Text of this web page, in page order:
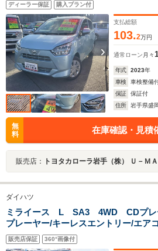
ディーラー保証 購入プラン付
支払総額
103.2万円
通常ローン 月々
年式 2023年
車検
車検整備
保証
保証付
住所
岩手県盛
無
料
在庫確認・見積
販売店： トヨタカローラ岩手（株） Ｕ－Ｍ
ダイハツ
ミライース L SA3 4WD CDプ
プレーヤー/キーレスエントリー/エア
アイドリングストップ/横滑り防止装置
突被害軽減ブレーキ/保証付販売車
販売店保証 360°画像付